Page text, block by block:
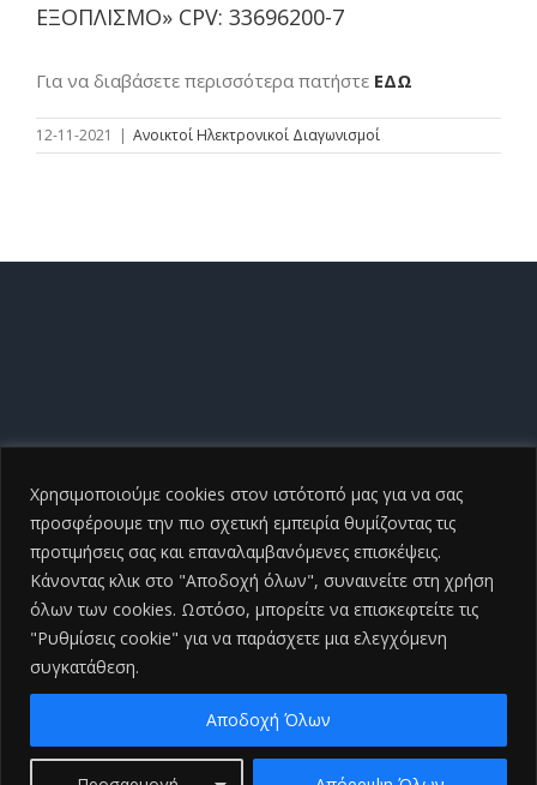
Χρησιμοποιούμε cookies στον ιστότοπό μας για να σας
προσφέρουμε την πιο σχετική εμπειρία θυμίζοντας τις
προτιμήσεις σας και επαναλαμβανόμενες επισκέψεις.
Κάνοντας κλικ στο "Αποδοχή όλων", συναινείτε στη χρήση
όλων των cookies. Ωστόσο, μπορείτε να επισκεφτείτε τις
"Ρυθμίσεις cookie" για να παράσχετε μια ελεγχόμενη
συγκατάθεση.
Αποδοχή Όλων
ΕΞΟΠΛΙΣΜΟ» CPV: 33696200-7
Για να διαβάσετε περισσότερα πατήστε ΕΔΩ
12-11-2021 | Ανοικτοί Ηλεκτρονικοί Διαγωνισμοί
Copyright ©2026 Γενικό Νοσοκομείο Ηλείας |All Rights
2026 | Developed by
Facebook